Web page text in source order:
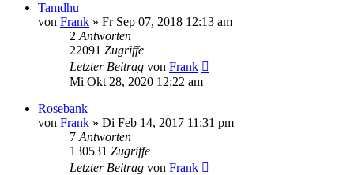
Tamdhu
von Frank » Fr Sep 07, 2018 12:13 am
2 Antworten
22091 Zugriffe
Letzter Beitrag von Frank
Mi Okt 28, 2020 12:22 am
Rosebank
von Frank » Di Feb 14, 2017 11:31 pm
7 Antworten
130531 Zugriffe
Letzter Beitrag von Frank